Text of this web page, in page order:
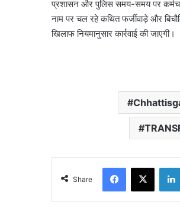
प्रशासन और पुलिस समय-समय पर
नाम पर चल रहे कथित फर्जीवाड़े और
खिलाफ नियमानुसार कार्रवाई की जाएगी।
Share
Facebook
X